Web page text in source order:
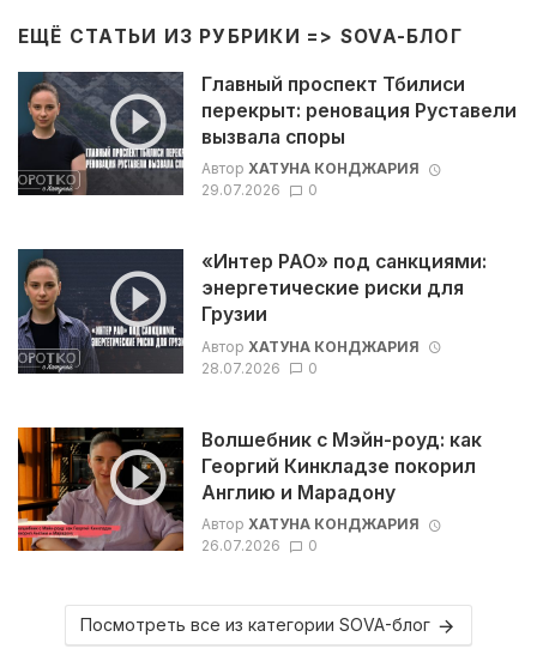
ЕЩЁ СТАТЬИ ИЗ РУБРИКИ => SOVA-БЛОГ
Главный проспект Тбилиси
перекрыт: реновация Руставели
вызвала споры
Автор ХАТУНА КОНДЖАРИЯ
29.07.2026
0
«Интер РАО» под санкциями:
энергетические риски для
Грузии
Автор ХАТУНА КОНДЖАРИЯ
28.07.2026
0
Волшебник с Мэйн-роуд: как
Георгий Кинкладзе покорил
Англию и Марадону
Автор ХАТУНА КОНДЖАРИЯ
26.07.2026
0
Посмотреть все из категории SOVA-блог